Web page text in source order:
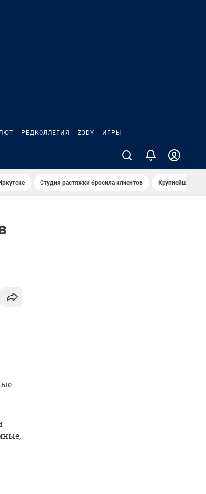
РЕДКОЛЛЕГИЯ ZODY ИГРЫ
Студия растяжки бросила клиентов Крупнейшие